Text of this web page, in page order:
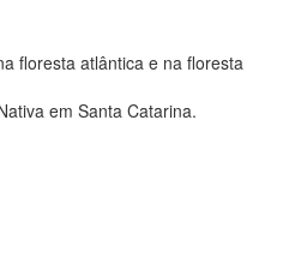
floresta atlântica e na floresta
em Santa Catarina.